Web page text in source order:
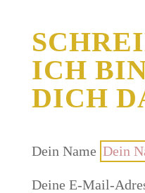
ICH
DICH
Dein Name
Deine E-Mail-